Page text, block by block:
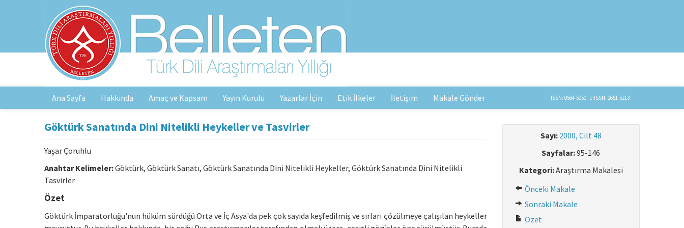
Ana Sayfa Hakkında Amaç ve Kapsam Yayın Kurulu Yazarlar İçin Etik İlkeler İletişim Makale Gönder ISSN: 0564-5050 · e-ISSN: 2651-5113
Göktürk Sanatında Dini Nitelikli Heykeller ve Tasvirler
Yaşar Çoruhlu
Anahtar Kelimeler:Göktürk, Göktürk Sanatı, Göktürk Sanatında Dini Nitelikli Heykeller, Göktürk Sanatında Dini Nitelikli
Tasvirler
Özet
Göktürk İmparatorluğu'nun hüküm sürdüğü Orta ve İç Asya'da pek çok sayıda keşfedilmiş ve sırları çözülmeye çalışılan heykeller
Sayı: 2000, Cilt 48
Sayfalar:95-146
Kategori:Araştırma Makalesi
Önceki Makale
Sonraki Makale
Özet